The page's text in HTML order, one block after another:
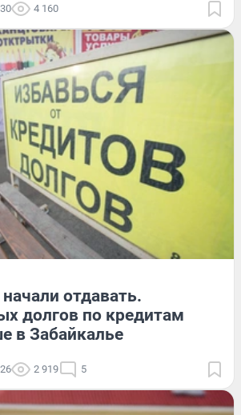
4 160
отдавать.
долгов по кредитам
в Забайкалье
2 919 5